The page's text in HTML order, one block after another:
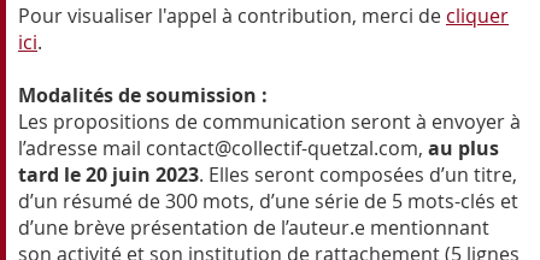
Pour visualiser l'appel à contribution, merci de cliquer
ici.
Modalités de soumission :
Les propositions de communication seront à envoyer à
l’adresse mail contact@collectif-quetzal.com, au plus
tard le 20 juin 2023. Elles seront composées d’un titre,
d’un résumé de 300 mots, d’une série de 5 mots-clés et
d’une brève présentation de l’auteur.e mentionnant
son activité et son institution de rattachement (5 lignes